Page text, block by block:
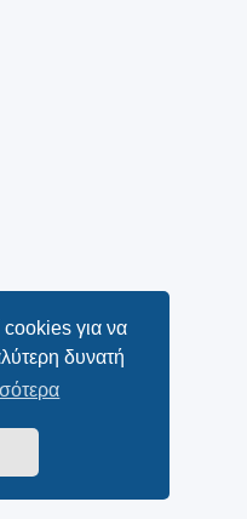
cookies για να
δυνατή